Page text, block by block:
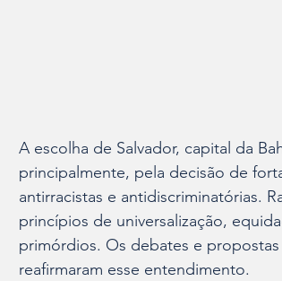
A escolha de Salvador, capital da
principalmente, pela decisão de
antirracistas e antidiscriminatórias.
princípios de universalização,
primórdios. Os debates e
reafirmaram esse entendimento.